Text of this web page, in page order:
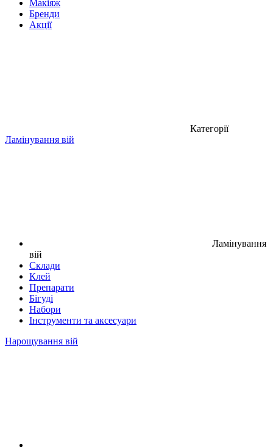
Макіяж
Бренди
Акції
Категорії
Ламінування вій
Ламінування
вій
Склади
Клей
Препарати
Бігуді
Набори
Інструменти та аксесуари
Нарощування вій